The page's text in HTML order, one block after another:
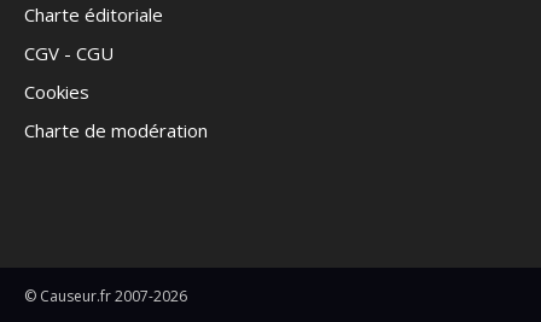
Charte éditoriale
CGV - CGU
Cookies
Charte de modération
© Causeur.fr 2007-2026